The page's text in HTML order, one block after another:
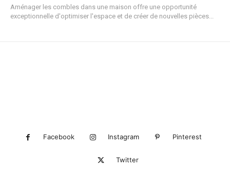
Aménager les combles dans une maison offre une opportunité
exceptionnelle d'optimiser l'espace et de créer de nouvelles pièces...
Facebook Instagram Pinterest
Twitter